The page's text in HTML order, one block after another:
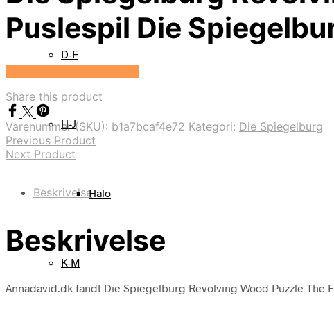
D-F
H-J
Halo
K-M
Puslespil Die
Share this product
Varenummer (SKU): b1a7bcaf4e72 Kategori: Die Spiegelburg
Previous Product
Next Product
Beskrivelse
Beskrivelse
Annadavid.dk fandt Die Spiegelburg Revolving Wood Puzzle